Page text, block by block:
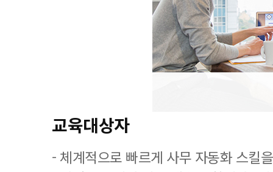
교육대상자
- 체계적으로 빠르게 사무 자동화 스킬